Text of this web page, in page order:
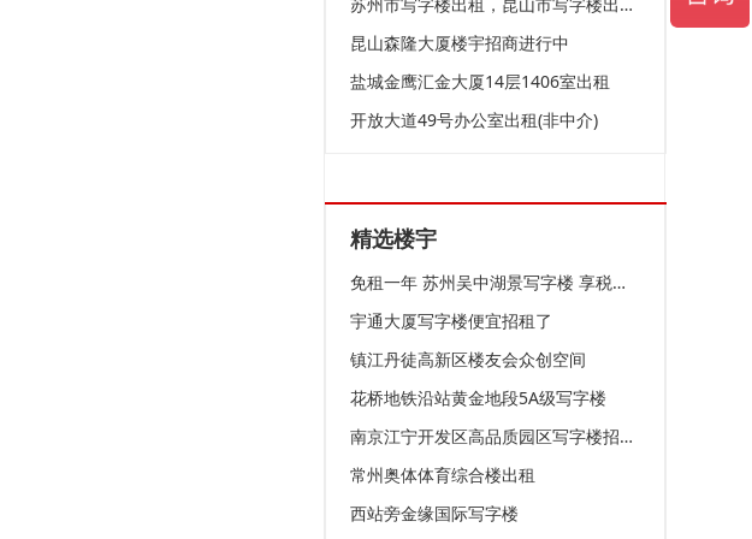
昆山森隆大厦楼宇招商进行中
盐城金鹰汇金大厦14层1406室出租
开放大道49号办公室出租(非中介)
精选楼宇
免租一年 苏州吴中湖景写字楼 享税收政策
宇通大厦写字楼便宜招租了
镇江丹徒高新区楼友会众创空间
花桥地铁沿站黄金地段5A级写字楼
南京江宁开发区高品质园区写字楼招商招租可整可分
常州奥体体育综合楼出租
西站旁金缘国际写字楼